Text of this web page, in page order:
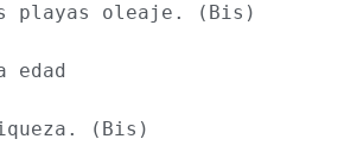
playas oleaje. (Bis)
edad
(Bis)